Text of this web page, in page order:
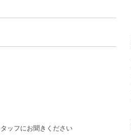
ッフにお聞きください